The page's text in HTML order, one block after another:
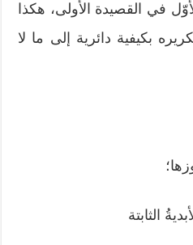
في القصيدة الأولى، هكذا
بكيفية دائرية إلى ما لا
الثابتة